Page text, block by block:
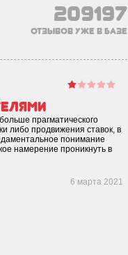
209197
отзывов уже в базе
прагматического
либо продвижения ставок, в
понимание
намерение проникнуть в
6 марта 2021